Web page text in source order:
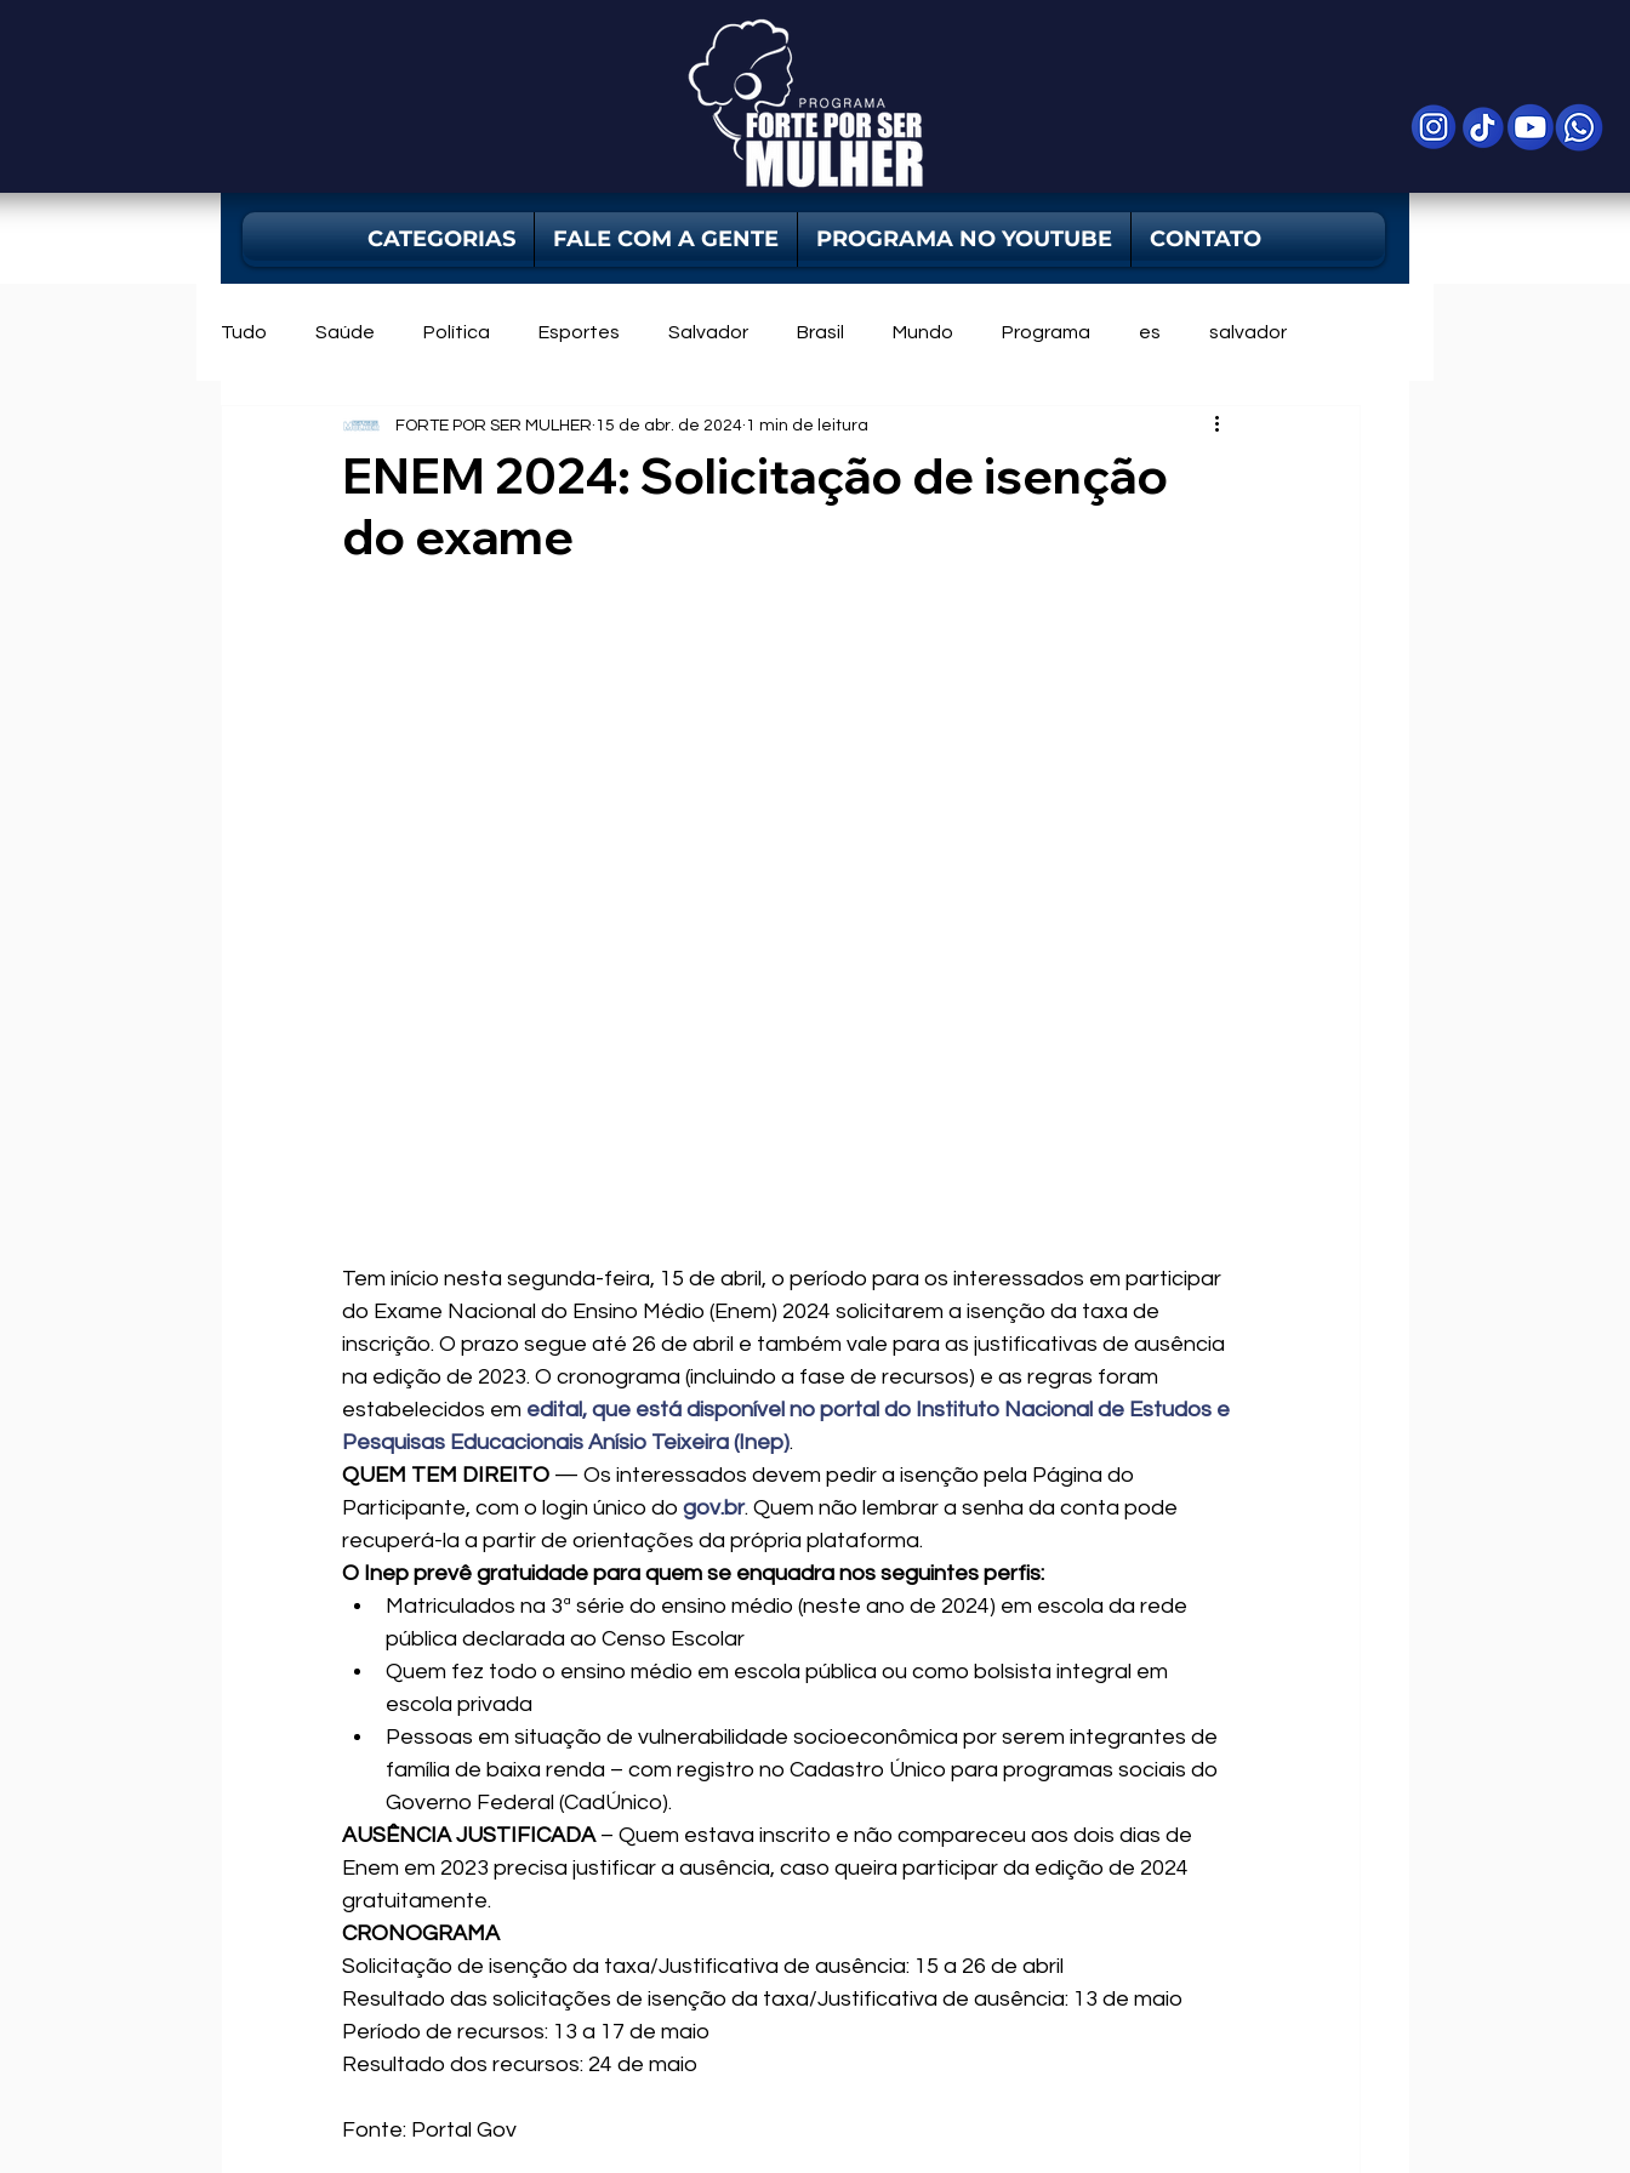
CATEGORIAS FALE COM A GENTE PROGRAMA NO YOUTUBE CONTATO
Tudo Saúde Política Esportes Salvador Brasil Mundo Programa es salvador
Mercado Bahia Utilidade Pública Violência Contra Mulher
ENEM 2024: Solicitação de isenção
do exame
FORTE POR SER MULHER 15 de abr. de 2024 1 min de leitura
Tem início nesta segunda-feira, 15 de abril, o período para os interessados em participar
do Exame Nacional do Ensino Médio (Enem) 2024 solicitarem a isenção da taxa de
inscrição. O prazo segue até 26 de abril e também vale para as justificativas de ausência
na edição de 2023. O cronograma (incluindo a fase de recursos) e as regras foram
estabelecidos em edital, que está disponível no portal do Instituto Nacional de Estudos e
Pesquisas Educacionais Anísio Teixeira (Inep).
QUEM TEM DIREITO — Os interessados devem pedir a isenção pela Página do
Participante, com o login único do gov.br. Quem não lembrar a senha da conta pode
recuperá-la a partir de orientações da própria plataforma.
O Inep prevê gratuidade para quem se enquadra nos seguintes perfis:
Matriculados na 3ª série do ensino médio (neste ano de 2024) em escola da rede
pública declarada ao Censo Escolar
Quem fez todo o ensino médio em escola pública ou como bolsista integral em
escola privada
Pessoas em situação de vulnerabilidade socioeconômica por serem integrantes de
família de baixa renda – com registro no Cadastro Único para programas sociais do
Governo Federal (CadÚnico).
AUSÊNCIA JUSTIFICADA – Quem estava inscrito e não compareceu aos dois dias de
Enem em 2023 precisa justificar a ausência, caso queira participar da edição de 2024
gratuitamente.
CRONOGRAMA
Solicitação de isenção da taxa/Justificativa de ausência: 15 a 26 de abril
Resultado das solicitações de isenção da taxa/Justificativa de ausência: 13 de maio
Período de recursos: 13 a 17 de maio
Resultado dos recursos: 24 de maio
Fonte: Portal Gov